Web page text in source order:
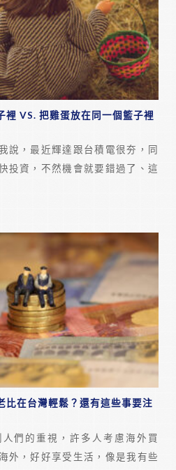
裡 VS. 把雞蛋放在同一個籃子裡
說，最近輝達跟台積電很夯，同
投資，不然機會就要錯過了、這
比在台灣輕鬆？還有這些事要注
們的重視，許多人考慮海外買
外，好好享受生活，像是我有些